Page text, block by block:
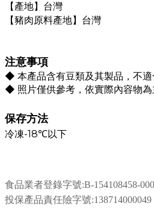
【產地】 台灣
【豬肉原料產地】台灣
注意事項
◆ 本產品含有豆類及其製品，不適
◆ 照片僅供參考，依實際內容物為
保存方法
冷凍-18℃以下
食品業者登錄字號:B-154108458-
投保產品責任險字號:138714000049